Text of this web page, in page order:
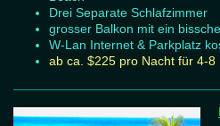
Drei Separate Schlafzimmer
grosser Balkon mit ein
W-Lan Internet & Parkplatz
ab ca. $225 pro Nacht für 4-8